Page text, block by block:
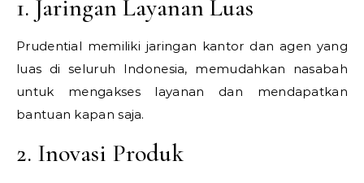
1. Jaringan Layanan Luas
Prudential memiliki jaringan kantor dan agen yang
luas di seluruh Indonesia, memudahkan nasabah
untuk mengakses layanan dan mendapatkan
bantuan kapan saja.
2. Inovasi Produk